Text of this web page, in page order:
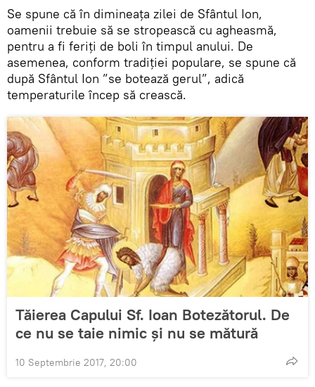
Se spune că în dimineaţa zilei de Sfântul Ion,
oamenii trebuie să se stropească cu agheasmă,
pentru a fi feriţi de boli în timpul anului. De
asemenea, conform tradiţiei populare, se spune că
după Sfântul Ion ”se botează gerul”, adică
temperaturile încep să crească.
Tăierea Capului Sf. Ioan Botezătorul. De
ce nu se taie nimic și nu se mătură
10 Septembrie 2017, 20:00